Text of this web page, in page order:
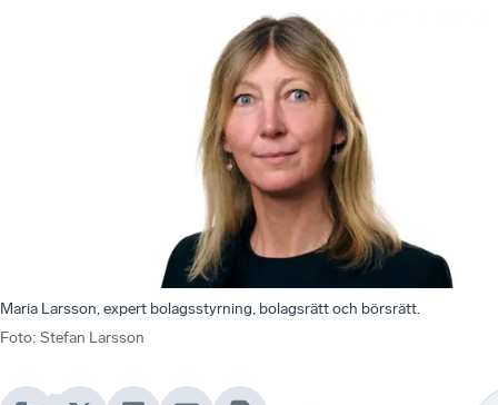
Maria Larsson, expert bolagsstyrning, bolagsrätt och börsrätt.
Foto: Stefan Larsson